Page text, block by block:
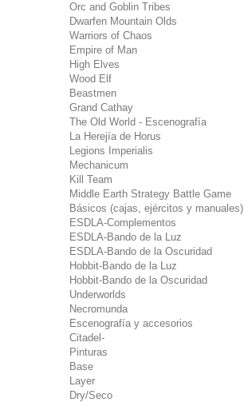
Orc and Goblin Tribes
Dwarfen Mountain Olds
Warriors of Chaos
Empire of Man
High Elves
Wood Elf
Beastmen
Grand Cathay
The Old World - Escenografía
La Herejía de Horus
Legions Imperialis
Mechanicum
Kill Team
Middle Earth Strategy Battle Game
Básicos (cajas, ejércitos y manuales)
ESDLA-Complementos
ESDLA-Bando de la Luz
ESDLA-Bando de la Oscuridad
Hobbit-Bando de la Luz
Hobbit-Bando de la Oscuridad
Underworlds
Necromunda
Escenografía y accesorios
Citadel-
Pinturas
Base
Layer
Dry/Seco